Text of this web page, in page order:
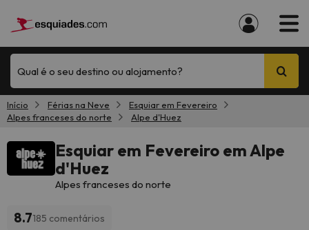
Qual é o seu destino ou alojamento?
Início Férias na Neve
Esquiar em Fevereiro
Alpes franceses do norte
Alpe d'Huez
Esquiar em Fevereiro em Alpe
d'Huez
Alpes franceses do norte
8.7185 comentários